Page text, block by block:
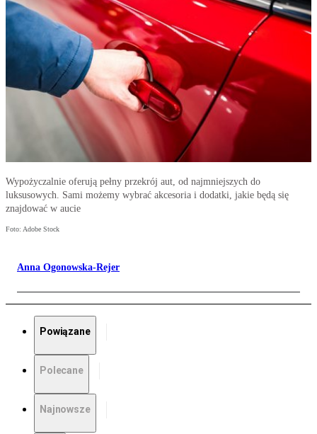
Wypożyczalnie oferują pełny przekrój aut, od najmniejszych do
luksusowych. Sami możemy wybrać akcesoria i dodatki, jakie będą się
znajdować w aucie
Foto: Adobe Stock
Anna Ogonowska-Rejer
Powiązane
Polecane
Najnowsze